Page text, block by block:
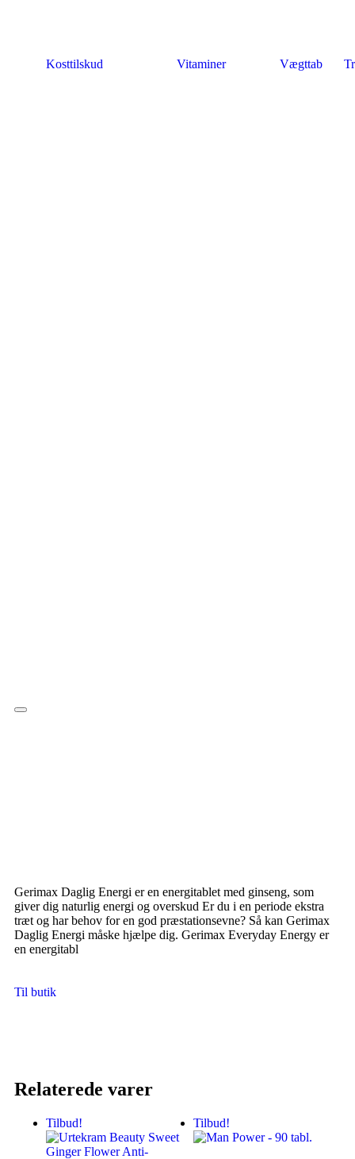
Kosttilskud Vitaminer Vægttab
Hamburger Toggle Menu
Gerimax Daglig Energi er en energitablet med ginseng, som
giver dig naturlig energi og overskud Er du i en periode ekstra
træt og har behov for en god præstationsevne? Så kan Gerimax
Daglig Energi måske hjælpe dig. Gerimax Everyday Energy er
en energitabl
Til butik
Relaterede varer
Tilbud! Tilbud!